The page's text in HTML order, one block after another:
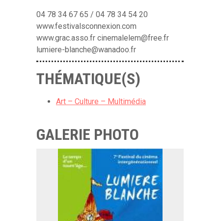
04 78 34 67 65 / 04 78 34 54 20
www.festivalsconnexion.com
www.grac.asso.fr cinemalelem@free.fr
lumiere-blanche@wanadoo.fr
THÉMATIQUE(S)
Art – Culture – Multimédia
GALERIE PHOTO